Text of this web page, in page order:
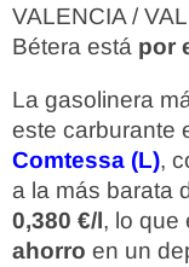
VALENCIA /
Bétera está por
La gasolinera
este carburante
Comtessa (L),
a la más barata
0,380 €/l, lo que
ahorro en un